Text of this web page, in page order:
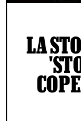
LA